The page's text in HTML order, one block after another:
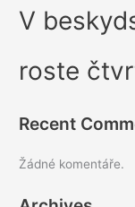
V
roste
Recent
Žádné komentáře.